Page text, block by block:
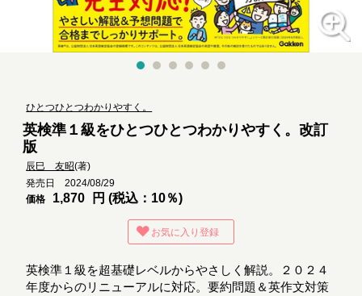
ひとつひとつわかりやすく。
英検準１級をひとつひとつわかりやすく。改訂
版
辰巳 友昭(著)
発売日 2024/08/29
価格
1,870 円 (税込：10％)
お気に入り登録
英検準１級を超基礎レベルからやさしく解説。２０２４
年度からのリニューアルに対応。要約問題＆英作文対策